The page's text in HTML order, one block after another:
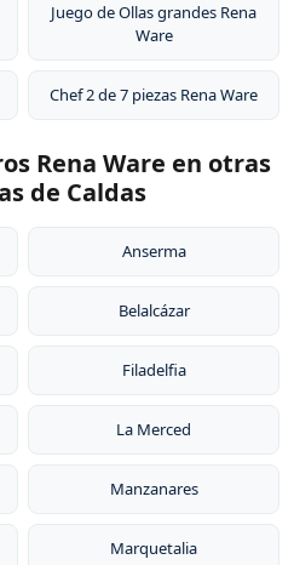
Juego de Ollas grandes Rena
Ware
Chef 2 de 7 piezas Rena Ware
Rena Ware en otras
de Caldas
Anserma
Belalcázar
Filadelfia
La Merced
Manzanares
Marquetalia